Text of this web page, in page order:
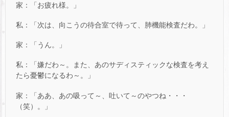
家：「お疲れ様。」
私：「次は、向こうの待合室で待って、肺機能検査だわ。」
家：「うん。」
私：「嫌だわ～。また、あのサディスティックな検査を考え
たら憂鬱になるわ～。」
家：「ああ、あの吸って～、吐いて～のやつね・・・
（笑）。」